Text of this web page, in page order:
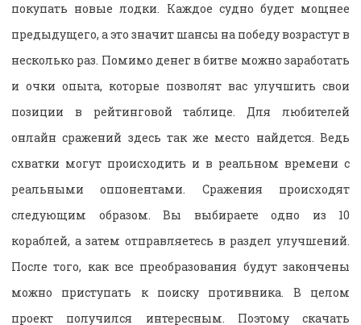
покупать новые лодки. Каждое судно будет мощнее
предыдущего, а это значит шансы на победу возрастут в
несколько раз. Помимо денег в битве можно заработать
и очки опыта, которые позволят вас улучшить свои
позиции в рейтинговой таблице. Для любителей
онлайн сражений здесь так же место найдется. Ведь
схватки могут происходить и в реальном времени с
реальными оппонентами. Сражения происходят
следующим образом. Вы выбираете одно из 10
кораблей, а затем отправляетесь в раздел улучшений.
После того, как все преобразования будут закончены
можно приступать к поиску противника. В целом
проект получился интересным. Поэтому скачать